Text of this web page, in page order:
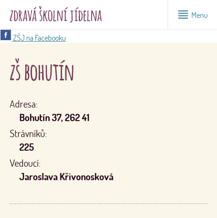
Menu
ZŠJ na Facebooku
zš bohutín
Adresa:
Bohutín 37, 262 41
Strávníků:
225
Vedoucí:
Jaroslava Křivonosková